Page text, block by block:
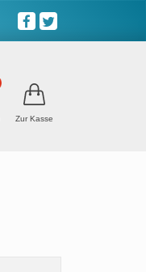
Zur Kasse